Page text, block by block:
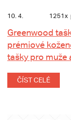
10. 4. 1251x
Greenwood
prémiové
tašky pro muže
ČÍST CELÉ